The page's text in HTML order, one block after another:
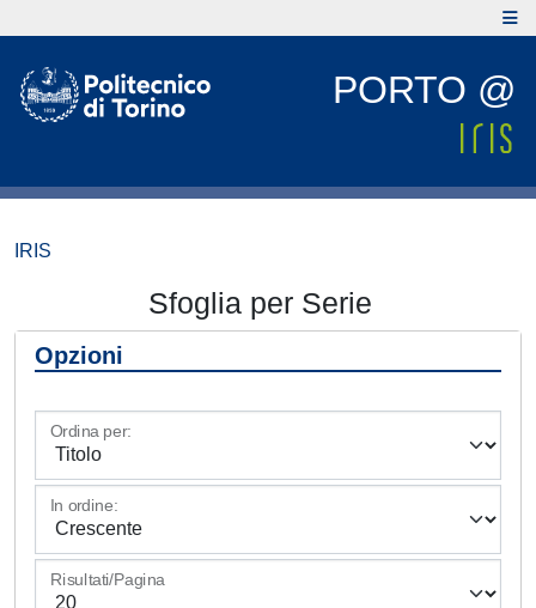
PORTO @
IRIS
Sfoglia per Serie
Opzioni
Ordina per:
In ordine:
Risultati/Pagina